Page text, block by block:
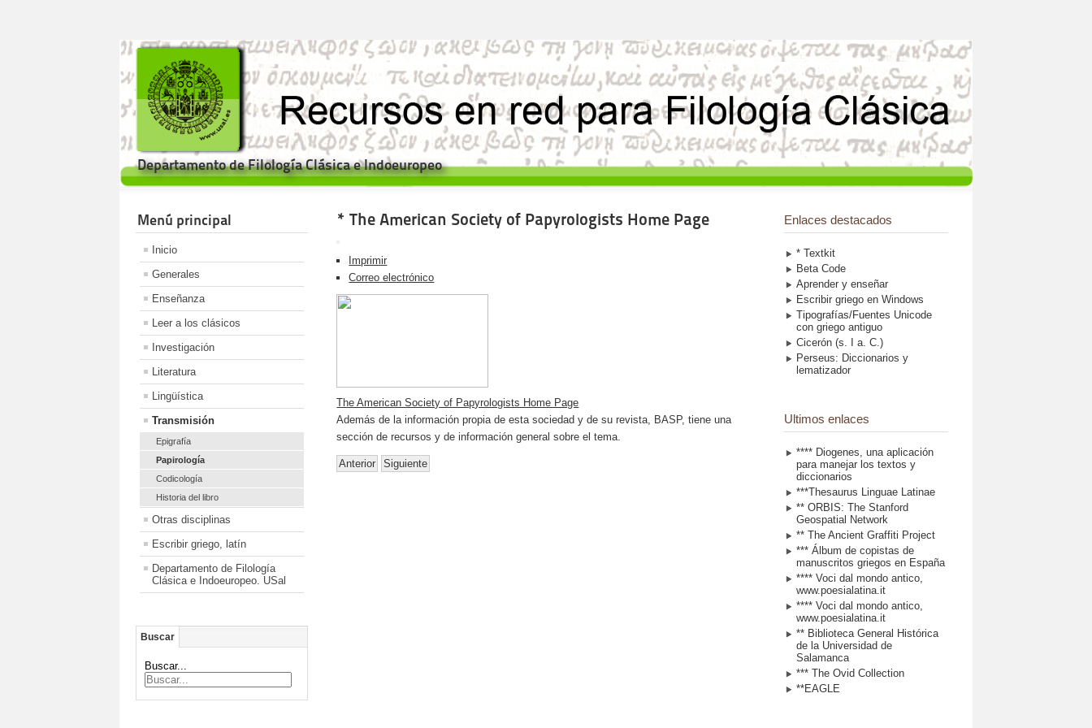
Departamento de Filología Clásica e Indoeuropeo
Menú principal
Inicio
Generales
Enseñanza
Leer a los clásicos
Investigación
Literatura
Lingüística
Transmisión
Epigrafía
Papirología
Codicología
Historia del libro
Otras disciplinas
Escribir griego, latín
Departamento de Filología
Clásica e Indoeuropeo. USal
Buscar
Buscar...
* The American Society of Papyrologists Home Page
Imprimir
Correo electrónico
The American Society of Papyrologists Home Page
Además de la información propia de esta sociedad y de su revista, BASP, tiene una
sección de recursos y de información general sobre el tema.
Anterior Siguiente
Enlaces destacados
* Textkit
Beta Code
Aprender y enseñar
Escribir griego en Windows
Tipografías/Fuentes Unicode
con griego antiguo
Cicerón (s. I a. C.)
Perseus: Diccionarios y
lematizador
Ultimos enlaces
**** Diogenes, una aplicación
para manejar los textos y
diccionarios
***Thesaurus Linguae Latinae
** ORBIS: The Stanford
Geospatial Network
** The Ancient Graffiti Project
*** Álbum de copistas de
manuscritos griegos en España
**** Voci dal mondo antico,
www.poesialatina.it
**** Voci dal mondo antico,
www.poesialatina.it
** Biblioteca General Histórica
de la Universidad de
Salamanca
*** The Ovid Collection
**EAGLE